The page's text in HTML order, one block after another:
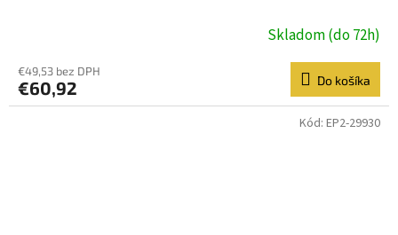
Skladom (do 72h)
€49,53 bez DPH
€60,92 Do košíka
Kód: EP2-29930